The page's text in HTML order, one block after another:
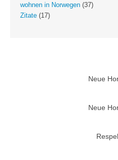
wohnen in Norwegen (37)
Zitate (17)
Neue
Neue